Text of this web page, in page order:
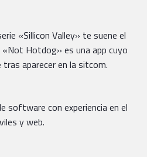
«Sillicon Valley» te suene el
Hotdog» es una app cuyo
aparecer en la sitcom.
software con experiencia en el
y web.